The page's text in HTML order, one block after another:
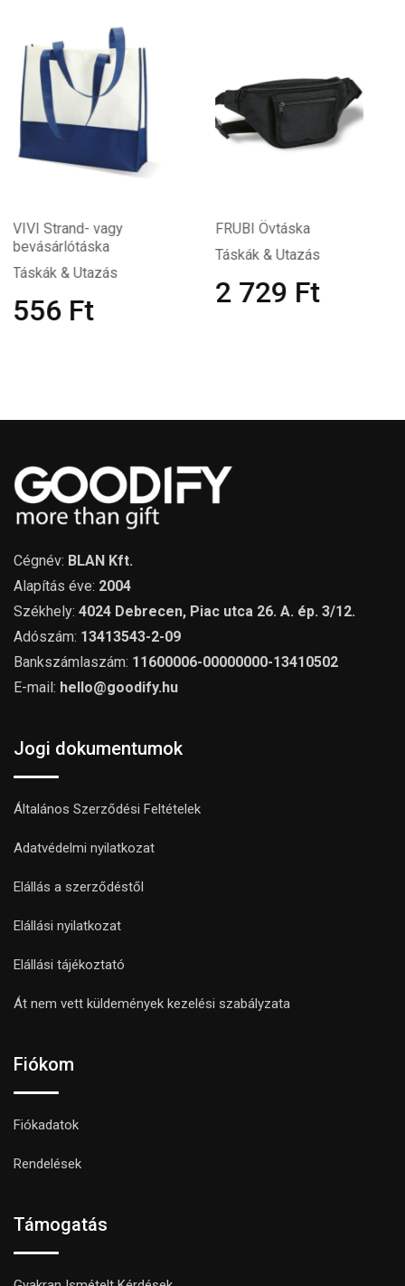
FRUBI Övtáska
Táskák & Utazás
2 729
BAPAL 600D
poliészter hátizsák
1 883 Ft
Cégnév: BLAN Kft.
Alapítás éve: 2004
Székhely: 4024 Debrecen, Piac utca 26. A. ép. 3/12.
Adószám: 13413543-2-09
Bankszámlaszám: 11600006-00000000-13410502
E-mail: hello@goodify.hu
Jogi dokumentumok
Általános Szerződési Feltételek
Adatvédelmi nyilatkozat
Elállás a szerződéstől
Elállási nyilatkozat
Elállási tájékoztató
Át nem vett küldemények kezelési szabályzata
Fiókom
Fiókadatok
Rendelések
Támogatás